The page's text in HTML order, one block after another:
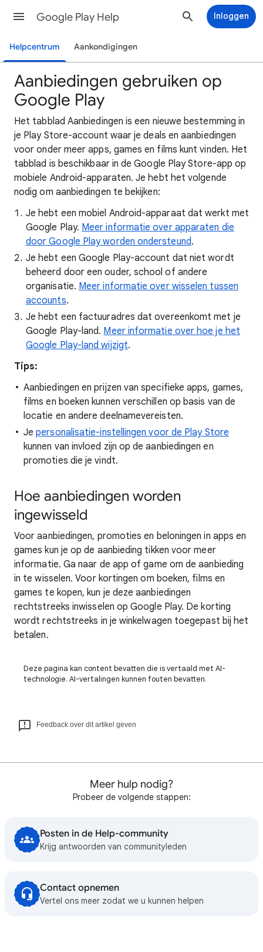
Google Play Help Inloggen
Helpcentrum Aankondigingen
Aanbiedingen gebruiken op
Google Play
Het tabblad Aanbiedingen is een nieuwe bestemming in
je Play Store-account waar je deals en aanbiedingen
voor onder meer apps, games en films kunt vinden. Het
tabblad is beschikbaar in de Google Play Store-app op
mobiele Android-apparaten. Je hebt het volgende
nodig om aanbiedingen te bekijken:
Je hebt een mobiel Android-apparaat dat werkt met
Google Play. Meer informatie over apparaten die
door Google Play worden ondersteund.
Je hebt een Google Play-account dat niet wordt
beheerd door een ouder, school of andere
organisatie. Meer informatie over wisselen tussen
accounts.
Je hebt een factuuradres dat overeenkomt met je
Google Play-land. Meer informatie over hoe je het
Google Play-land wijzigt.
Tips:
Aanbiedingen en prijzen van specifieke apps, games,
films en boeken kunnen verschillen op basis van de
locatie en andere deelnamevereisten.
Jepersonalisatie-instellingen voor de Play Store
kunnen van invloed zijn op de aanbiedingen en
promoties die je vindt.
Hoe aanbiedingen worden
ingewisseld
Voor aanbiedingen, promoties en beloningen in apps en
games kun je op de aanbieding tikken voor meer
informatie. Ga naar de app of game om de aanbieding
in te wisselen. Voor kortingen om boeken, films en
games te kopen, kun je deze aanbiedingen
rechtstreeks inwisselen op Google Play. De korting
wordt rechtstreeks in je winkelwagen toegepast bij het
betalen.
Deze pagina kan content bevatten die is vertaald met AI-
technologie. AI-vertalingen kunnen fouten bevatten.
Feedback over dit artikel geven
Meer hulp nodig?
Probeer de volgende stappen:
Posten in de Help-community
Krijg antwoorden van communityleden
Contact opnemen
Vertel ons meer zodat we u kunnen helpen